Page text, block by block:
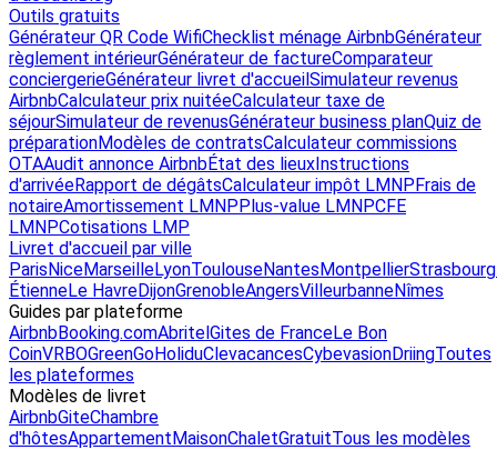
Outils gratuits
Générateur QR Code WifiChecklist ménage AirbnbGénérateur
règlement intérieurGénérateur de factureComparateur
conciergerieGénérateur livret d'accueilSimulateur revenus
AirbnbCalculateur prix nuitéeCalculateur taxe de
séjourSimulateur de revenusGénérateur business planQuiz de
préparationModèles de contratsCalculateur commissions
OTAAudit annonce AirbnbÉtat des lieuxInstructions
d'arrivéeRapport de dégâtsCalculateur impôt LMNPFrais de
notaireAmortissement LMNPPlus-value LMNPCFE
LMNPCotisations LMP
Livret d'accueil par ville
ParisNiceMarseilleLyonToulouseNantesMontpellierStrasbourg
ÉtienneLe HavreDijonGrenobleAngersVilleurbanneNîmes
Guides par plateforme
AirbnbBooking.comAbritelGites de FranceLe Bon
CoinVRBOGreenGoHoliduClevacancesCybevasionDriingToutes
les plateformes
Modèles de livret
AirbnbGiteChambre
d'hôtesAppartementMaisonChaletGratuitTous les modèles